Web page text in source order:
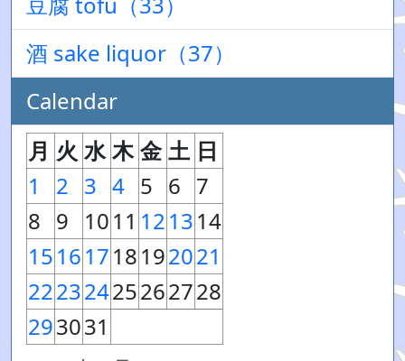
酒 sake liquor（37）
Calendar
月 火 水 木 金 土 日
1
2 3 4 5 6 7
8 9 1011 121314
15161718192021
22232425262728
293031